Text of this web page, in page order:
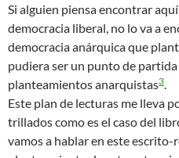
Si alguien piensa encontrar
democracia liberal, no lo va a
democracia anárquica que
pudiera ser un punto de
planteamientos anarquistas3.
Este plan de lecturas me lleva
trillados como es el caso del
vamos a hablar en este escrito-